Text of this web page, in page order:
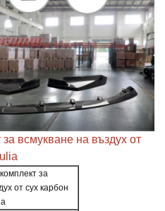
всмукване на въздух от
за
от сух карбон